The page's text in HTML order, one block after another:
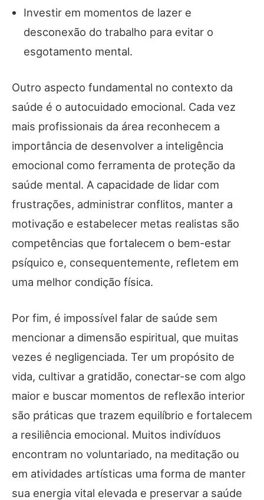
Investir em momentos de lazer e
desconexão do trabalho para evitar o
esgotamento mental.
Outro aspecto fundamental no contexto da
saúde é o autocuidado emocional. Cada vez
mais profissionais da área reconhecem a
importância de desenvolver a inteligência
emocional como ferramenta de proteção da
saúde mental. A capacidade de lidar com
frustrações, administrar conflitos, manter a
motivação e estabelecer metas realistas são
competências que fortalecem o bem-estar
psíquico e, consequentemente, refletem em
uma melhor condição física.
Por fim, é impossível falar de saúde sem
mencionar a dimensão espiritual, que muitas
vezes é negligenciada. Ter um propósito de
vida, cultivar a gratidão, conectar-se com algo
maior e buscar momentos de reflexão interior
são práticas que trazem equilíbrio e fortalecem
a resiliência emocional. Muitos indivíduos
encontram no voluntariado, na meditação ou
em atividades artísticas uma forma de manter
sua energia vital elevada e preservar a saúde